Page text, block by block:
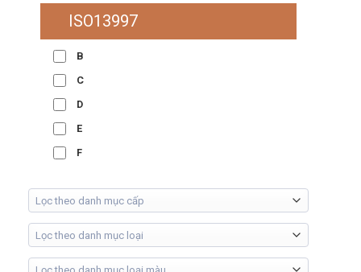
ISO13997
B
C
D
E
F